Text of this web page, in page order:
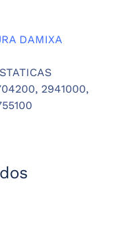
DAMIXA
2941000,